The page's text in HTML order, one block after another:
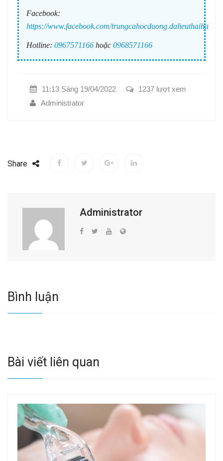
Facebook:
https://www.facebook.com/trungcahocduong.dalieuthaiha
Hotline: 0967571166 hoặc 0968571166
11:13 Sáng 19/04/2022
1237 lượt xem
Administrator
Share
Administrator
Bình luận
Bài viết liên quan